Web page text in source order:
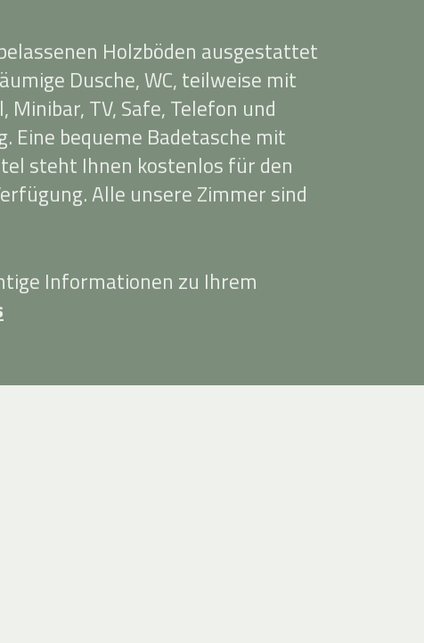
Holzböden ausgestattet
Dusche, WC, teilweise mit
Minibar, TV, Safe, Telefon und
Eine bequeme Badetasche mit
steht Ihnen kostenlos für den
Alle unsere Zimmer sind
Informationen zu Ihrem